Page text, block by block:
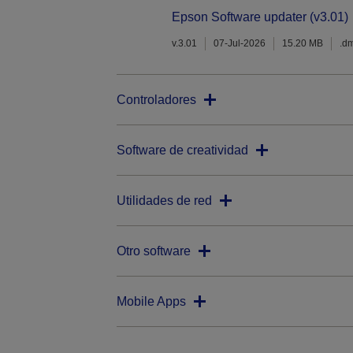
Epson Software updater (v3.01)
v.3.01 07-Jul-2026 15.20 MB
Controladores
Software de creatividad
Utilidades de red
Otro software
Mobile Apps